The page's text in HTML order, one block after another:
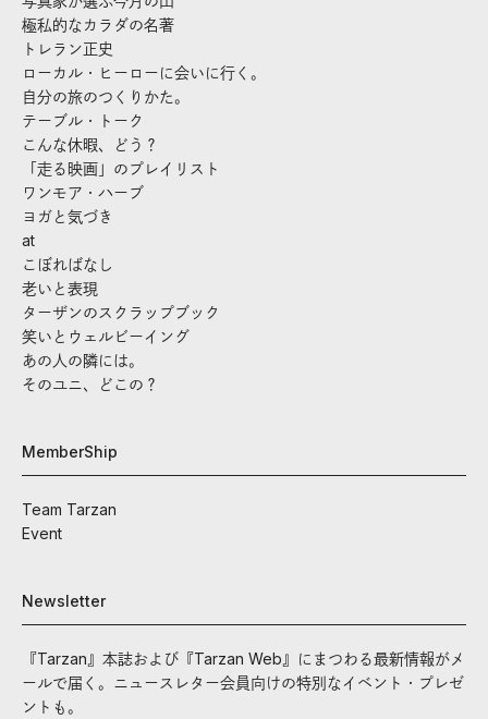
極私的なカラダの名著
トレラン正史
ローカル・ヒーローに会いに行く。
自分の旅のつくりかた。
テーブル・トーク
こんな休暇、どう？
「走る映画」のプレイリスト
ワンモア・ハーブ
ヨガと気づき
at
こぼればなし
老いと表現
ターザンのスクラップブック
笑いとウェルビーイング
あの人の隣には。
そのユニ、どこの？
MemberShip
Team Tarzan
Event
Newsletter
『Tarzan』本誌および『Tarzan Web』にまつわる最新情報がメ
ールで届く。ニュースレター会員向けの特別なイベント・プレゼ
ントも。